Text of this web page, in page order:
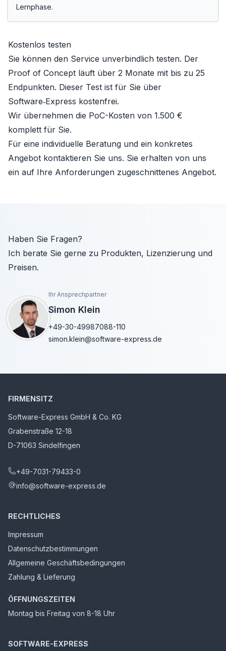
Lernphase.
Kostenlos testen
Sie können den Service unverbindlich testen. Der
Proof of Concept läuft über 2 Monate mit bis zu 25
Endpunkten. Dieser Test ist für Sie über
Software‑Express kostenfrei.
Wir übernehmen die PoC-Kosten von 1.500 €
komplett für Sie.
Für eine individuelle Beratung und ein konkretes
Angebot kontaktieren Sie uns. Sie erhalten von uns
ein auf Ihre Anforderungen zugeschnittenes Angebot.
Haben Sie Fragen?
Ich berate Sie gerne zu Produkten, Lizenzierung und
Preisen.
Ihr Ansprechpartner
Simon Klein
+49-30-49987088-110
simon.klein@software-express.de
FIRMENSITZ
Software-Express GmbH & Co. KG
Grabenstraße 12-18
D-71063 Sindelfingen
+49-7031-79433-0
info@software-express.de
RECHTLICHES
Impressum
Datenschutzbestimmungen
Allgemeine Geschäftsbedingungen
Zahlung & Lieferung
ÖFFNUNGSZEITEN
Montag bis Freitag von 8-18 Uhr
SOFTWARE-EXPRESS